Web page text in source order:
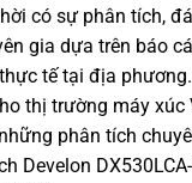
có sự phân tích,
gia dựa trên báo
tế tại địa
thị trường máy xúc
phân tích
Develon